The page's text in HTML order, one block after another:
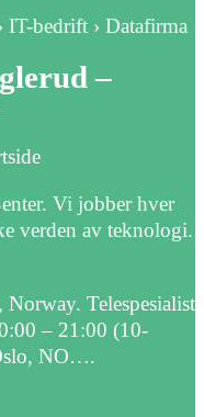
bedrift › Datafirma
–
Vi jobber hver
verden av teknologi.
Telespesialist
– 21:00 (10-
NO….